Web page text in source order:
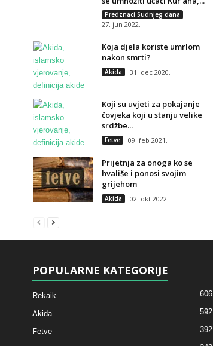
Predznaci Sudnjeg dana
27. jun 2022.
Koja djela koriste umrlom
nakon smrti?
Akida 31. dec 2020.
Koji su uvjeti za pokajanje
čovjeka koji u stanju velike
srdžbe...
Fetve 09. feb 2021.
Prijetnja za onoga ko se
hvališe i ponosi svojim
grijehom
Akida 02. okt 2022.
POPULARNE KATEGORIJE
Rekaik 606
Akida 592
Fetve 392